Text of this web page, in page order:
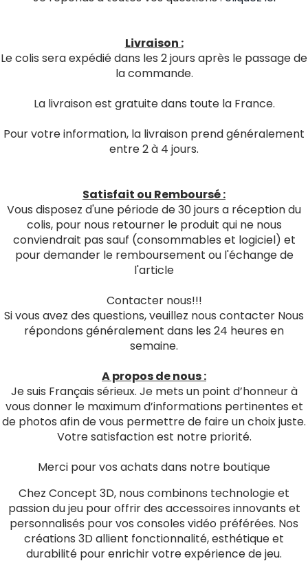
Livraison :
Le colis sera expédié dans les 2 jours après le passage de
la commande.
La livraison est gratuite dans toute la France.
Pour votre information, la livraison prend généralement
entre 2 à 4 jours.
Satisfait ou Remboursé :
Vous disposez d'une période de 30 jours a réception du
colis, pour nous retourner le produit qui ne nous
conviendrait pas sauf (consommables et logiciel) et
pour demander le remboursement ou l'échange de
l'article
Contacter nous!!!
Si vous avez des questions, veuillez nous contacter Nous
répondons généralement dans les 24 heures en
semaine.
A propos de nous :
Je suis Français sérieux. Je mets un point d’honneur à
vous donner le maximum d’informations pertinentes et
de photos afin de vous permettre de faire un choix juste.
Votre satisfaction est notre priorité.
Merci pour vos achats dans notre boutique
Chez Concept 3D, nous combinons technologie et
passion du jeu pour offrir des accessoires innovants et
personnalisés pour vos consoles vidéo préférées. Nos
créations 3D allient fonctionnalité, esthétique et
durabilité pour enrichir votre expérience de jeu.